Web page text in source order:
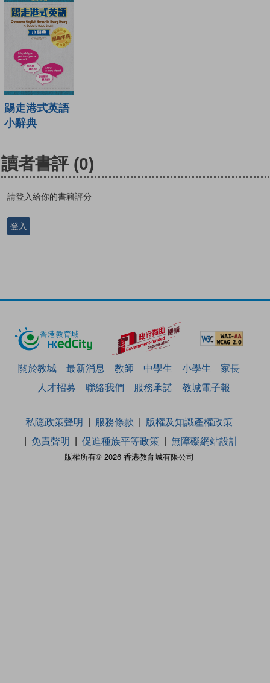
踢走港式英語
小辭典
讀者書評 (0)
請登入給你的書籍評分
登入
關於教城 最新消息 教師 中學生 小學生
家長
人才招募
聯絡我們 服務承諾 教城電子報
版權所有© 2026 香港教育城有限公司
私隱政策聲明 服務條款
版權及知識產權政策
免責聲明
促進種族平等政策 無障礙網站設計